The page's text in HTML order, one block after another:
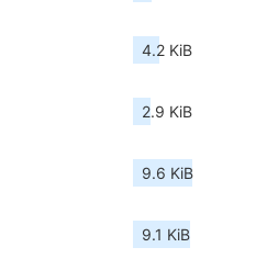
4.2 KiB
2.9 KiB
9.6 KiB
9.1 KiB